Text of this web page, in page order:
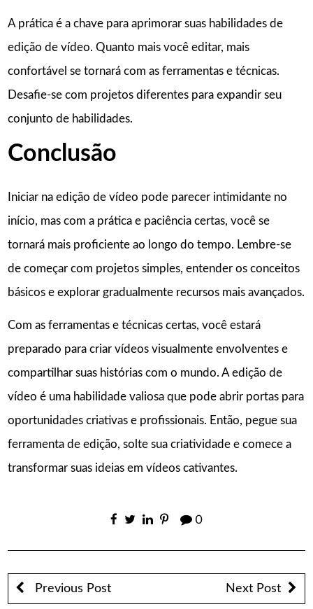
A prática é a chave para aprimorar suas habilidades de
edição de vídeo. Quanto mais você editar, mais
confortável se tornará com as ferramentas e técnicas.
Desafie-se com projetos diferentes para expandir seu
conjunto de habilidades.
Conclusão
Iniciar na edição de vídeo pode parecer intimidante no
início, mas com a prática e paciência certas, você se
tornará mais proficiente ao longo do tempo. Lembre-se
de começar com projetos simples, entender os conceitos
básicos e explorar gradualmente recursos mais avançados.
Com as ferramentas e técnicas certas, você estará
preparado para criar vídeos visualmente envolventes e
compartilhar suas histórias com o mundo. A edição de
vídeo é uma habilidade valiosa que pode abrir portas para
oportunidades criativas e profissionais. Então, pegue sua
ferramenta de edição, solte sua criatividade e comece a
transformar suas ideias em vídeos cativantes.
0
Previous Post Next Post